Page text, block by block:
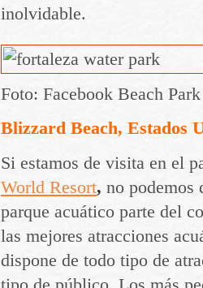
inolvidable.
Foto: Facebook Beach Park
Blizzard Beach, Estados
Si estamos de visita en el
World Resort, no podemos
parque acuático parte del
las mejores atracciones
dispone de todo tipo de